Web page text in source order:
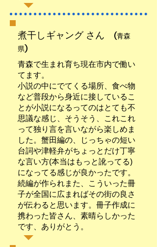
​煮干しギャング さん
(青森
県)
青森で生まれ育ち現在市内で働い
てます。
小説の中にでてくる場所、食べ物
など普段から身近に接しているこ
とが小説になるってのはとても不
思議な感じ、そうそう、これこれ
って独り言を言いながら楽しめま
した。蟹田編の、じっちゃの短い
台詞や津軽弁がちょっとだけ丁寧
な言い方(本当はもっと訛ってる)
になってる感じが良かったです。
続編が作られまた、こういった冊
子が全国に広まればその街の良さ
が伝わると思います。冊子作成に
携わった皆さん、素晴らしかった
です、ありがとう。